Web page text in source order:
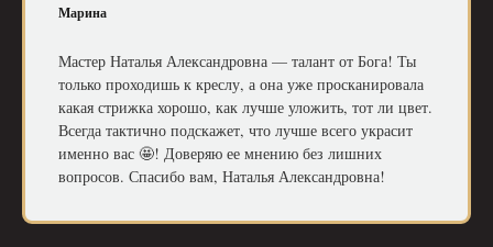
Марина
Мастер Наталья Александровна — талант от Бога! Ты
только проходишь к креслу, а она уже просканировала
какая стрижка хорошо, как лучше уложить, тот ли цвет.
Всегда тактично подскажет, что лучше всего украсит
именно вас 🤩! Доверяю ее мнению без лишних
вопросов. Спасибо вам, Наталья Александровна!